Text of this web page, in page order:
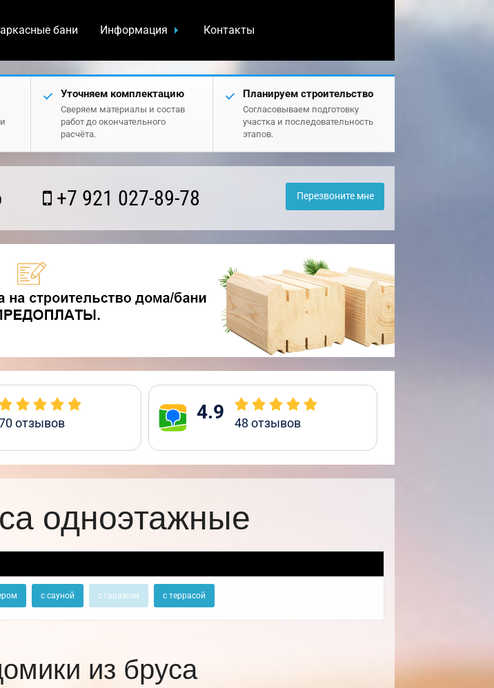
бани Информация Контакты
Уточняем комплектацию
Сверяем материалы и состав
работ до окончательного
расчёта.
Планируем строительство
Согласовываем подготовку
участка и последовательность
этапов.
+7 921 027-89-78 Перезвоните мне
отзывов 4.9 48 отзывов
одноэтажные
с сауной с гаражом с террасой
из бруса